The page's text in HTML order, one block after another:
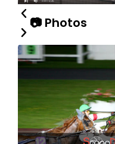
📷 Photos